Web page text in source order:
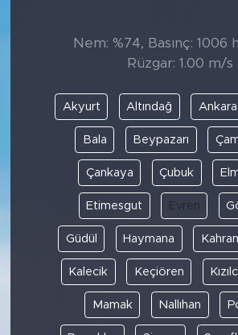
Nem: %74, Basınç: 1006
Rüzgar: 1.00 m/s
Akyurt Altındağ Ankara
Bala Beypazarı
Çankaya Çubuk
Etimesgut Evren
Güdül Haymana
Kalecik Keçiören
Mamak Nallıhan
DİNİ
POLİTİKA
EKONOMİ
KÜLTÜR SANAT
YAŞAM
TARİHTEN GÜNÜMÜZE